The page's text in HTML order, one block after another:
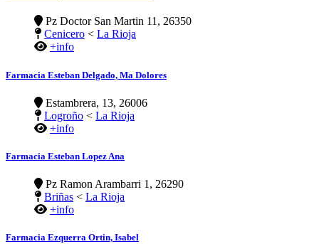
Pz Doctor San Martin 11, 26350
Cenicero < La Rioja
+info
Farmacia Esteban Delgado, Ma Dolores
Estambrera, 13, 26006
Logroño < La Rioja
+info
Farmacia Esteban Lopez Ana
Pz Ramon Arambarri 1, 26290
Briñas < La Rioja
+info
Farmacia Ezquerra Ortin, Isabel